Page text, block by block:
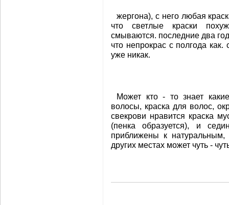
жергона), с него любая
что светлые краски
смываются. последние два
что непрокрас с полгода
уже никак.
Может кто - то знает
волосы, краска для волос,
свекрови нравится краска
(пенка образуется), и
приближены к
других местах может чуть -